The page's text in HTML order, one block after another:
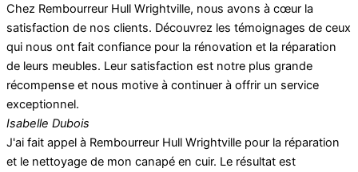
Chez Rembourreur Hull Wrightville, nous avons à cœur la
satisfaction de nos clients. Découvrez les témoignages de ceux
qui nous ont fait confiance pour la rénovation et la réparation
de leurs meubles. Leur satisfaction est notre plus grande
récompense et nous motive à continuer à offrir un service
exceptionnel.
Isabelle Dubois
J'ai fait appel à Rembourreur Hull Wrightville pour la réparation
et le nettoyage de mon canapé en cuir. Le résultat est